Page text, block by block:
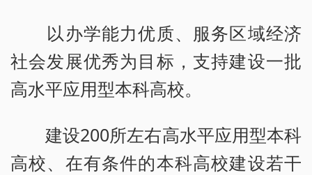
以办学能力优质、服务区域经济
社会发展优秀为目标，支持建设一批
高水平应用型本科高校。
建设200所左右高水平应用型本科
高校、在有条件的本科高校建设若干